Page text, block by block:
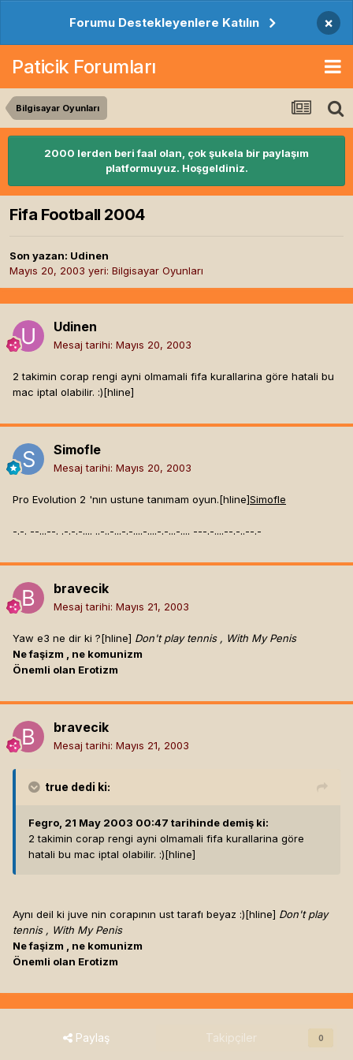
Forumu Destekleyenlere Katılın ×
Paticik Forumları
Bilgisayar Oyunları
2000 lerden beri faal olan, çok şukela bir paylaşım
platformuyuz. Hoşgeldiniz.
Fifa Football 2004
Son yazan: Udinen
Mayıs 20, 2003 yeri: Bilgisayar Oyunları
Udinen
Mesaj tarihi: Mayıs 20, 2003
2 takimin corap rengi ayni olmamali fifa kurallarina göre hatali bu
mac iptal olabilir. :)[hline]
Simofle
Mesaj tarihi: Mayıs 20, 2003
Pro Evolution 2 'nın ustune tanımam oyun.[hline]Simofle
-.-. --...--. .-.-.-.... ..-..-...-.-....-....-.-...-.... ---.-....--.-..--.-
bravecik
Mesaj tarihi: Mayıs 21, 2003
Yaw e3 ne dir ki ?[hline] Don't play tennis , With My Penis
Ne faşizm , ne komunizm
Önemli olan Erotizm
bravecik
Mesaj tarihi: Mayıs 21, 2003
true dedi ki:
Fegro, 21 May 2003 00:47 tarihinde demiş ki:
2 takimin corap rengi ayni olmamali fifa kurallarina göre
hatali bu mac iptal olabilir. :)[hline]
Aynı deil ki juve nin corapının ust tarafı beyaz :)[hline] Don't play
tennis , With My Penis
Ne faşizm , ne komunizm
Önemli olan Erotizm
Paylaş Takipçiler 0